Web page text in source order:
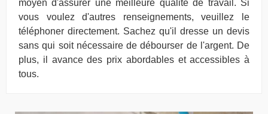
moyen d'assurer une meilleure qualité de travail. Si
vous voulez d'autres renseignements, veuillez le
téléphoner directement. Sachez qu'il dresse un devis
sans qui soit nécessaire de débourser de l'argent. De
plus, il avance des prix abordables et accessibles à
tous.